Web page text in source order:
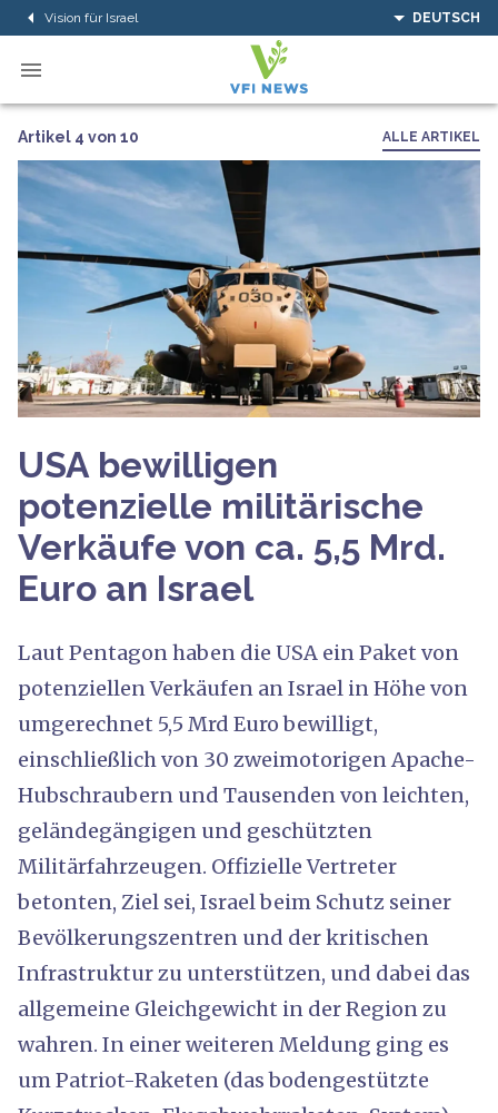
Vision für Israel DEUTSCH
Artikel 4 von 10 ALLE ARTIKEL
USA bewilligen
potenzielle militärische
Verkäufe von ca. 5,5 Mrd.
Euro an Israel
Laut Pentagon haben die USA ein Paket von
potenziellen Verkäufen an Israel in Höhe von
umgerechnet 5,5 Mrd Euro bewilligt,
einschließlich von 30 zweimotorigen Apache-
Hubschraubern und Tausenden von leichten,
geländegängigen und geschützten
Militärfahrzeugen. Offizielle Vertreter
betonten, Ziel sei, Israel beim Schutz seiner
Bevölkerungszentren und der kritischen
Infrastruktur zu unterstützen, und dabei das
allgemeine Gleichgewicht in der Region zu
wahren. In einer weiteren Meldung ging es
um Patriot-Raketen (das bodengestützte